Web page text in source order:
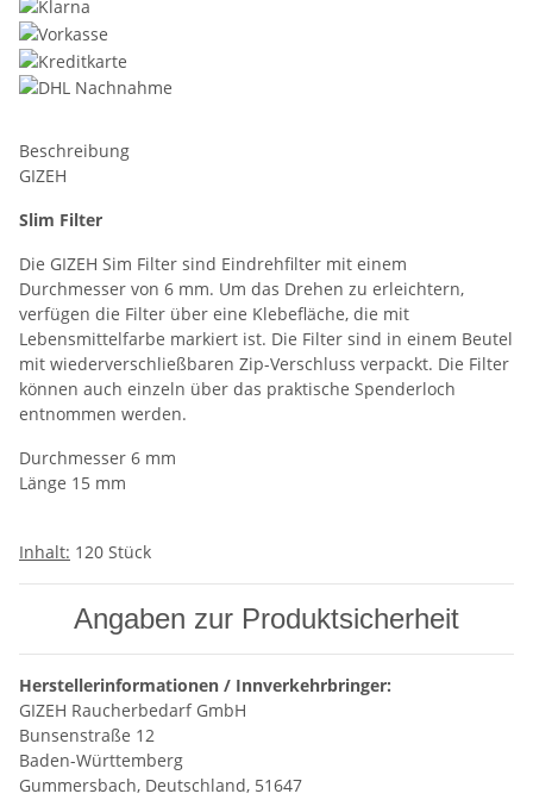
Beschreibung
GIZEH
Slim Filter
Die GIZEH Sim Filter sind Eindrehfilter mit einem
Durchmesser von 6 mm. Um das Drehen zu erleichtern,
verfügen die Filter über eine Klebefläche, die mit
Lebensmittelfarbe markiert ist. Die Filter sind in einem Beutel
mit wiederverschließbaren Zip-Verschluss verpackt. Die Filter
können auch einzeln über das praktische Spenderloch
entnommen werden.
Durchmesser 6 mm
Länge 15 mm
Inhalt: 120 Stück
Angaben zur Produktsicherheit
Herstellerinformationen / Innverkehrbringer:
GIZEH Raucherbedarf GmbH
Bunsenstraße 12
Baden-Württemberg
Gummersbach, Deutschland, 51647